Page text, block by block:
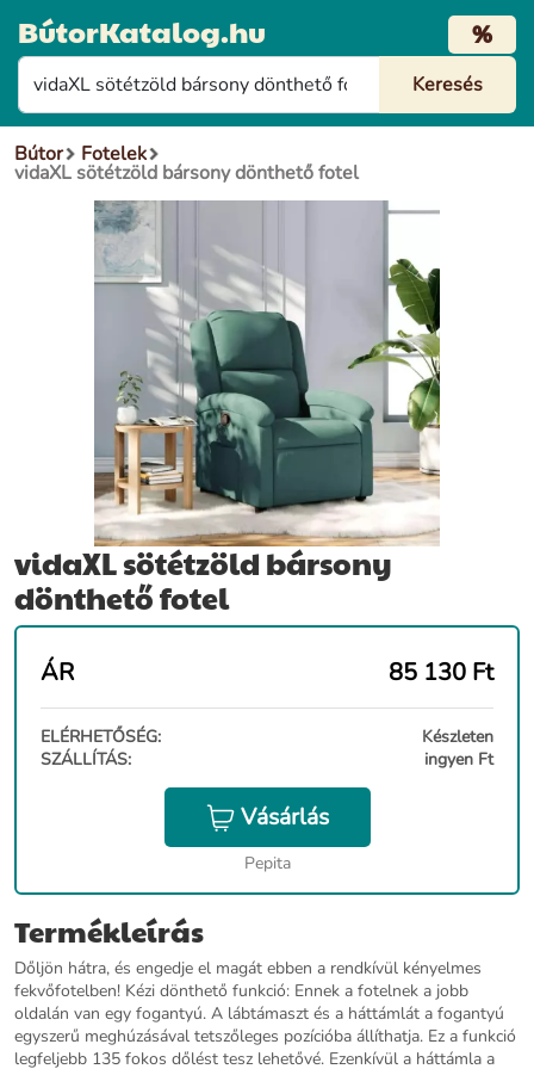
BútorKatalog.hu %
Bútor Fotelek
vidaXL sötétzöld bársony dönthető fotel
vidaXL sötétzöld bársony
dönthető fotel
ÁR 85 130 Ft
ELÉRHETŐSÉG:
Készleten
SZÁLLÍTÁS:
ingyen Ft
Vásárlás
Pepita
Termékleírás
Dőljön hátra, és engedje el magát ebben a rendkívül kényelmes
fekvőfotelben! Kézi dönthető funkció: Ennek a fotelnek a jobb
oldalán van egy fogantyú. A lábtámaszt és a háttámlát a fogantyú
egyszerű meghúzásával tetszőleges pozícióba állíthatja. Ez a funkció
legfeljebb 135 fokos dőlést tesz lehetővé. Ezenkívül a háttámla a